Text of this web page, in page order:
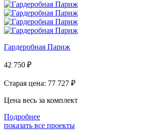
Гардеробная Париж
42 750 ₽
Старая цена: 77 727 ₽
Цена весь за комплект
Подробнее
показать все проекты